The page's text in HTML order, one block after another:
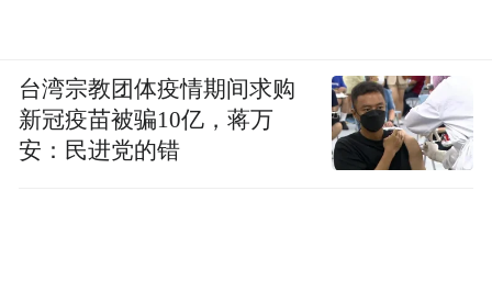
台湾宗教团体疫情期间求购
新冠疫苗被骗10亿，蒋万
安：民进党的错